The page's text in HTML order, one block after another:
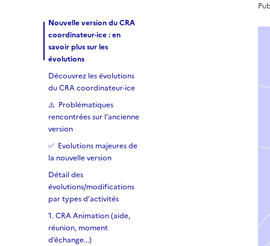
Nouvelle version du CRA
coordinateur·ice : en
savoir plus sur les
évolutions
Découvrez les évolutions
du CRA coordinateur·ice
⚠️ Problématiques
rencontrées sur l’ancienne
version
✅ Evolutions majeures de
la nouvelle version
Détail des
évolutions/modifications
par types d’activités
1. CRA Animation (aide,
réunion, moment
d’échange...)